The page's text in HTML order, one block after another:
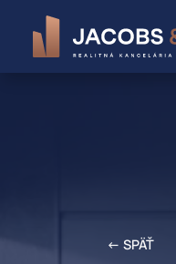
← SPÄŤ